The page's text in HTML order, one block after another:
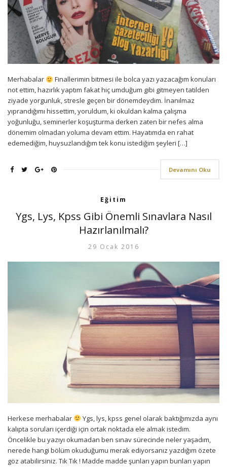
Merhabalar
Finallerimin bitmesi ile bolca yazı yazacağım konuları
not ettim, hazırlık yaptım fakat hiç umduğum gibi gitmeyen tatilden
ziyade yorgunluk, stresle geçen bir dönemdeydim. İnanılmaz
yıprandığımı hissettim, yoruldum, ki okuldan kalma çalışma
yoğunluğu, seminerler koşuşturma derken zaten bir nefes alma
dönemim olmadan yoluma devam ettim. Hayatımda en rahat
edemediğim, huysuzlandığım tek konu istediğim şeyleri […]
Devamını Oku
Eğitim
Ygs, Lys, Kpss Gibi Önemli Sınavlara Nasıl
Hazırlanılmalı?
29 Ocak 2016
Herkese merhabalar
Ygs, lys, kpss genel olarak baktığımızda aynı
kalıpta soruları içerdiği için ortak noktada ele almak istedim.
Öncelikle bu yazıyı okumadan ben sınav sürecinde neler yaşadım,
nerede hangi bölüm okuduğumu merak ediyorsanız yazdığım özete
göz atabilirsiniz. Tık Tık ! Madde madde şunları yapın bunları yapın